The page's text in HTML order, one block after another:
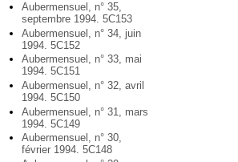
Aubermensuel, n° 35,
septembre 1994. 5C153
Aubermensuel, n° 34, juin
1994. 5C152
Aubermensuel, n° 33, mai
1994. 5C151
Aubermensuel, n° 32, avril
1994. 5C150
Aubermensuel, n° 31, mars
1994. 5C149
Aubermensuel, n° 30,
février 1994. 5C148